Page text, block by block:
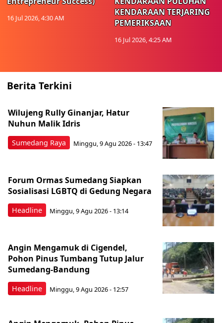
16 Jul 2026, 4:30 AM
KENDARAAN TERJARING
PEMERIKSAAN
16 Jul 2026, 4:25 AM
Berita Terkini
Sumedang Raya
Wilujeng Rully Ginanjar, Hatur
Nuhun Malik Idris
Minggu, 9 Agu 2026 - 13:47
Headline
Forum Ormas Sumedang Siapkan
Sosialisasi LGBTQ di Gedung Negara
Minggu, 9 Agu 2026 - 13:14
Headline
Angin Mengamuk di Cigendel,
Pohon Pinus Tumbang Tutup Jalur
Sumedang-Bandung
Minggu, 9 Agu 2026 - 12:57